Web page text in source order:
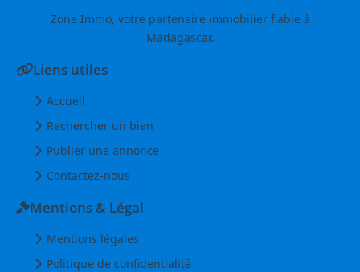
Zone Immo, votre partenaire immobilier fiable à
Madagascar.
Liens utiles
Accueil
Rechercher un bien
Publier une annonce
Contactez-nous
Mentions & Légal
Mentions légales
Politique de confidentialité